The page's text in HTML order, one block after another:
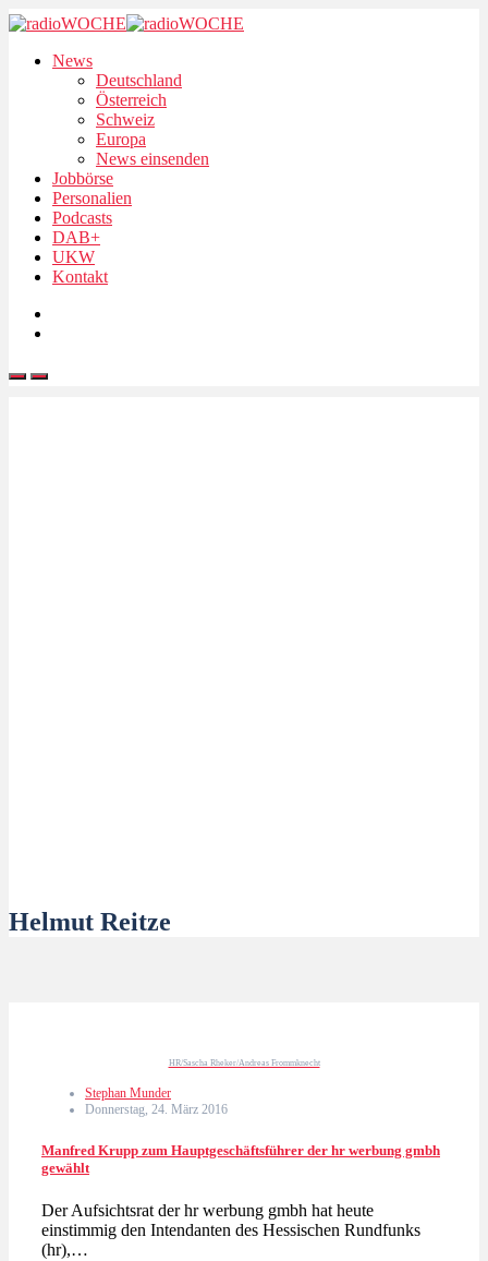
News
Deutschland
Österreich
Schweiz
Europa
News einsenden
Jobbörse
Personalien
Podcasts
DAB+
UKW
Kontakt
Helmut Reitze
HR/Sascha Rheker/Andreas Frommknecht
Stephan Munder
Donnerstag, 24. März 2016
Manfred Krupp zum Hauptgeschäftsführer der hr werbung gmbh
gewählt
Der Aufsichtsrat der hr werbung gmbh hat heute
einstimmig den Intendanten des Hessischen Rundfunks
(hr),…